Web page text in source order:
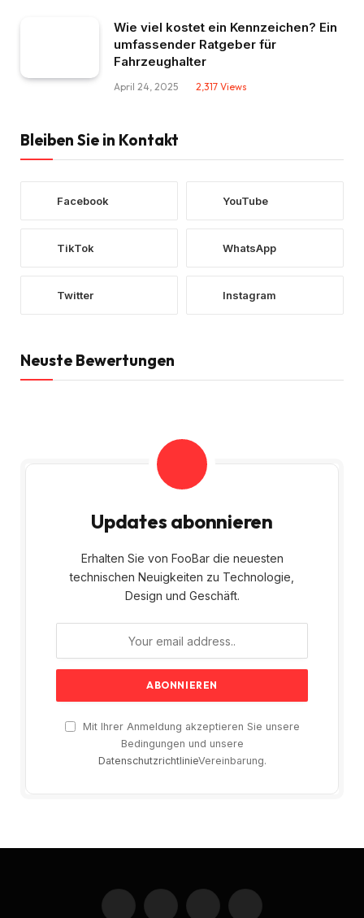
Wie viel kostet ein Kennzeichen? Ein
umfassender Ratgeber für
Fahrzeughalter
April 24, 2025 2,317 Views
Bleiben Sie in Kontakt
Facebook YouTube
TikTok WhatsApp
Twitter Instagram
Neuste Bewertungen
Updates abonnieren
Erhalten Sie von FooBar die neuesten
technischen Neuigkeiten zu Technologie,
Design und Geschäft.
Mit Ihrer Anmeldung akzeptieren Sie unsere
Bedingungen und unsere
DatenschutzrichtlinieVereinbarung.
Facebook Instagram Pinterest